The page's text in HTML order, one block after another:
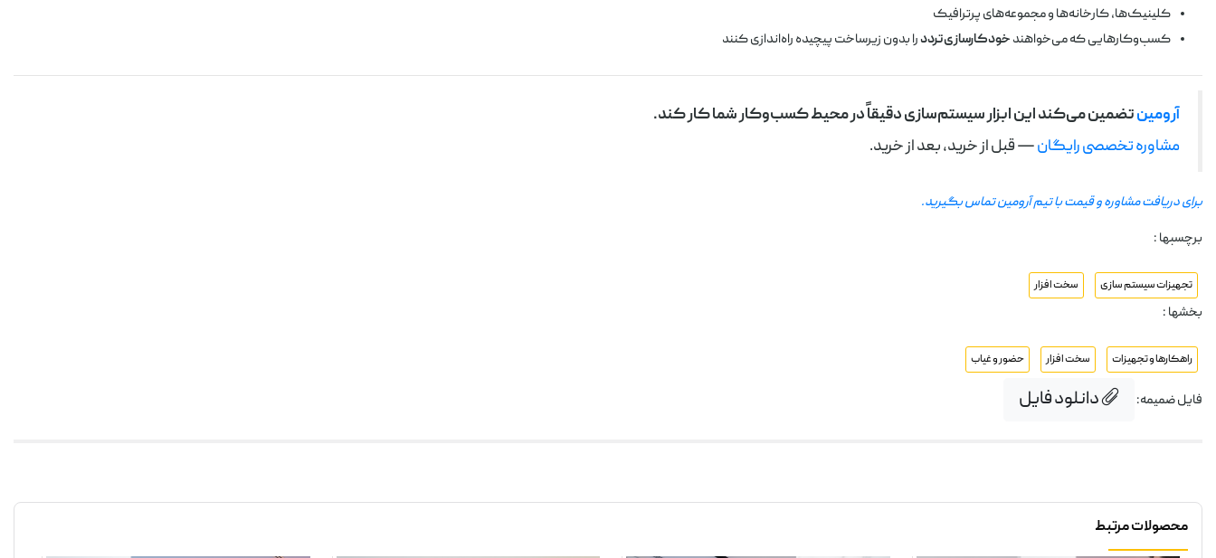
کلینیک‌ها، کارخانه‌ها و مجموعه‌های پرترافیک
کسب‌وکارهایی که می‌خواهند خودکارسازی ترددرا بدون زیرساخت پیچیده راه‌اندازی کنند
آرومینتضمین می‌کند این ابزار سیستم‌سازی دقیقاً در محیط کسب‌وکار شما کار کند.
مشاوره تخصصی رایگان— قبل از خرید، بعد از خرید.
برای دریافت مشاوره و قیمت با تیم آرومین تماس بگیرید.
برچسبها :
تجهیزات سیستم سازی سخت افزار
بخشها :
راهکارها و تجهیزات سخت افزار حضور و غیاب
فایل ضمیمه: دانلود فایل
محصولات مرتبط